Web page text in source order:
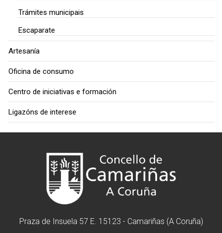
Trámites municipais
Escaparate
Artesanía
Oficina de consumo
Centro de iniciativas e formación
Ligazóns de interese
Praza de Insuela 57 E. 15123 - Camariñas (A Coruña)